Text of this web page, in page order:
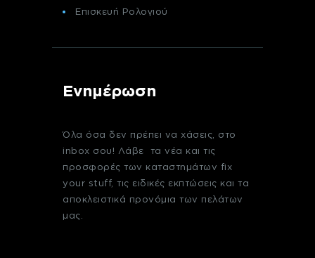
Επισκευή Ρολογιού
Ενημέρωση
Όλα όσα δεν πρέπει να χάσεις, στο
inbox σου! Λάβε τα νέα και τις
προσφορές των καταστημάτων fix
your stuff, τις ειδικές εκπτώσεις και τα
αποκλειστικά προνόμια των πελάτων
μας.